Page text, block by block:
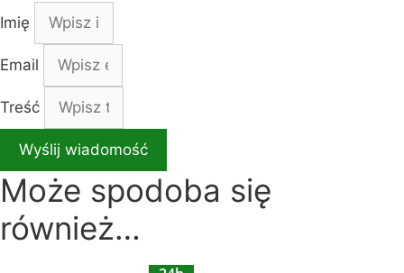
Imię
Email
Treść
Wyślij wiadomość
Może spodoba się
również…